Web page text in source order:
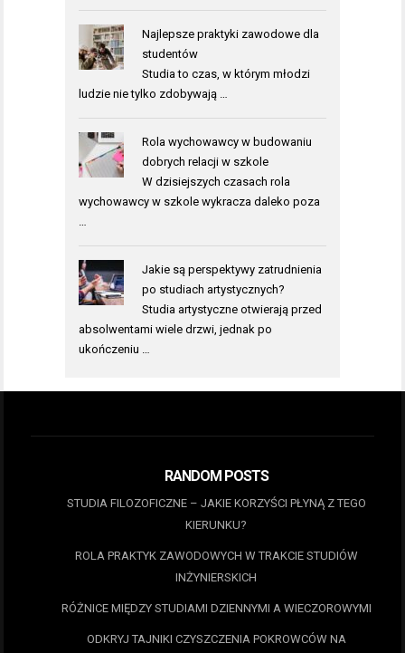
Najlepsze praktyki zawodowe dla
studentów
Studia to czas, w którym młodzi
ludzie nie tylko zdobywają …
Rola wychowawcy w budowaniu
dobrych relacji w szkole
W dzisiejszych czasach rola
wychowawcy w szkole wykracza daleko poza
…
Jakie są perspektywy zatrudnienia
po studiach artystycznych?
Studia artystyczne otwierają przed
absolwentami wiele drzwi, jednak po
ukończeniu …
RANDOM POSTS
STUDIA FILOZOFICZNE – JAKIE KORZYŚCI PŁYNĄ Z TEGO
KIERUNKU?
ROLA PRAKTYK ZAWODOWYCH W TRAKCIE STUDIÓW
INŻYNIERSKICH
RÓŻNICE MIĘDZY STUDIAMI DZIENNYMI A WIECZOROWYMI
ODKRYJ TAJNIKI CZYSZCZENIA POKROWCÓW NA